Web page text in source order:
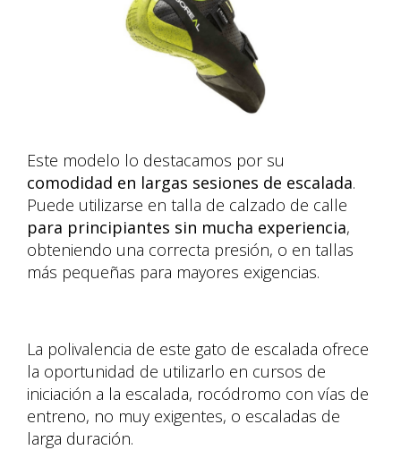
Este modelo lo destacamos por su
comodidad en largas sesiones de escalada.
Puede utilizarse en talla de calzado de calle
para principiantes sin mucha experiencia,
obteniendo una correcta presión, o en tallas
más pequeñas para mayores exigencias.
La polivalencia de este gato de escalada ofrece
la oportunidad de utilizarlo en cursos de
iniciación a la escalada, rocódromo con vías de
entreno, no muy exigentes, o escaladas de
larga duración.